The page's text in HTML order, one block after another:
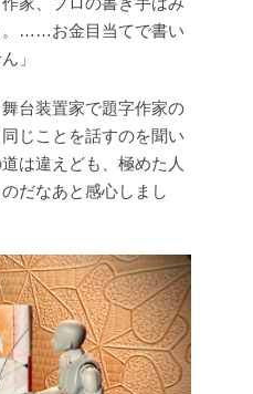
。……お金目当てで書い
」
台装置家で題字作家の
じことを話すのを聞い
は違えども、極めた人
だなあと感心しまし